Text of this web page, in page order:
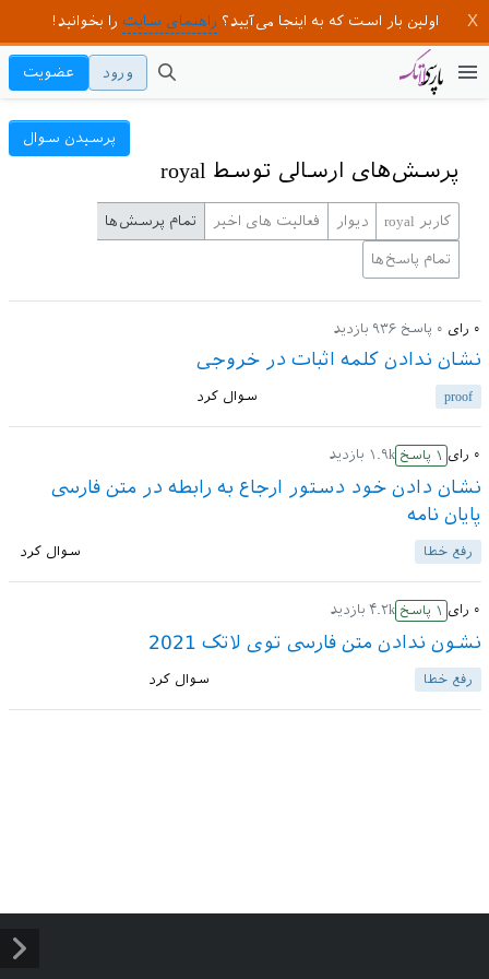
اولین بار است که به اینجا می‌آیید؟ راهنمای سایت را بخوانید!
ورود عضویت
پرسش‌های ارسالی توسط royal
پرسیدن سوال
کاربر royal دیوار فعالیت های اخیر تمام پرسش‌ها
تمام پاسخ‌ها
۰ رای ۰ پاسخ ۹۳۶ بازدید
نشان ندادن کلمه اثبات در خروجی
proof سوال کرد
۰ رای ۱ پاسخ ۱.۹k بازدید
نشان دادن خود دستور ارجاع به رابطه در متن فارسی
پایان نامه
رفع خطا سوال کرد
۰ رای ۱ پاسخ ۴.۲k بازدید
نشون ندادن متن فارسی توی لاتک 2021
رفع خطا سوال کرد